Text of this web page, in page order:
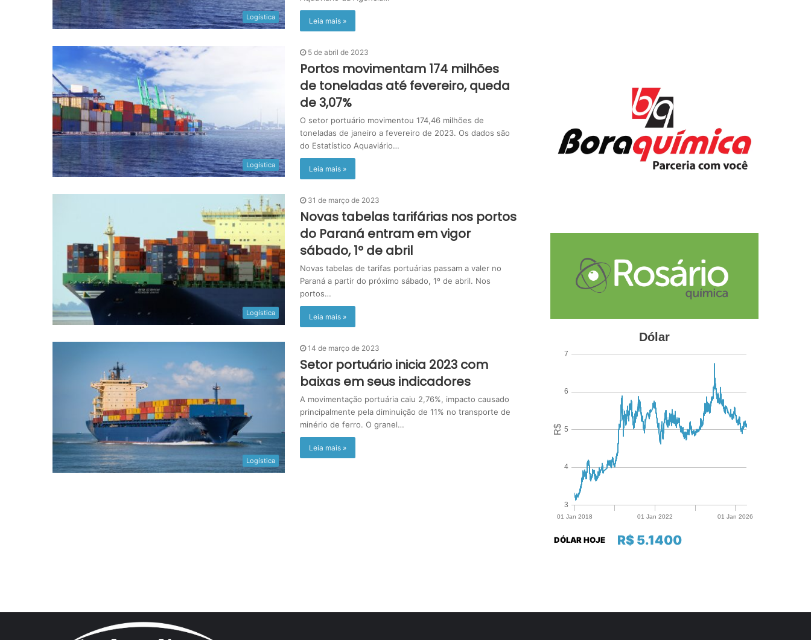
Logística Leia mais »
Logística
5 de abril de 2023
Portos movimentam 174 milhões
de toneladas até fevereiro, queda
de 3,07%
O setor portuário movimentou 174,46 milhões de
toneladas de janeiro a fevereiro de 2023. Os dados são
do Estatístico Aquaviário…
Leia mais »
Logística
31 de março de 2023
Novas tabelas tarifárias nos portos
do Paraná entram em vigor
sábado, 1º de abril
Novas tabelas de tarifas portuárias passam a valer no
Paraná a partir do próximo sábado, 1º de abril. Nos
portos…
Leia mais »
Logística
14 de março de 2023
Setor portuário inicia 2023 com
baixas em seus indicadores
A movimentação portuária caiu 2,76%, impacto causado
principalmente pela diminuição de 11% no transporte de
minério de ferro. O granel…
Leia mais »
R$ 5.1400
DÓLAR HOJE